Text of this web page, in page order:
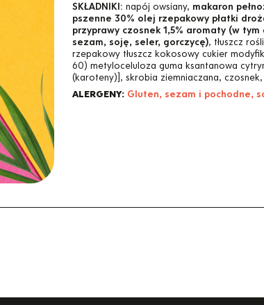
SKŁADNIKI: napój owsiany, makaron
pszenne 30% olej rzepakowy płatki
przyprawy czosnek 1,5% aromaty (w
sezam, soję, seler, gorczycę), tłuszcz
rzepakowy tłuszcz kokosowy cukier
60) metyloceluloza guma ksantanowa
(karoteny)], skrobia ziemniaczana,
ALERGENY: Gluten, sezam i pochodne,